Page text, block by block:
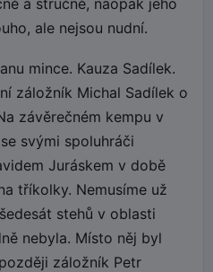
ale nejsou nudní.
mince. Kauza Sadílek.
záložník Michal Sadílek o
závěrečném kempu v
svými spoluhráči
Juráskem v době
tříkolky. Nemusíme už
stehů v oblasti
nebyla. Místo něj byl
záložník Petr